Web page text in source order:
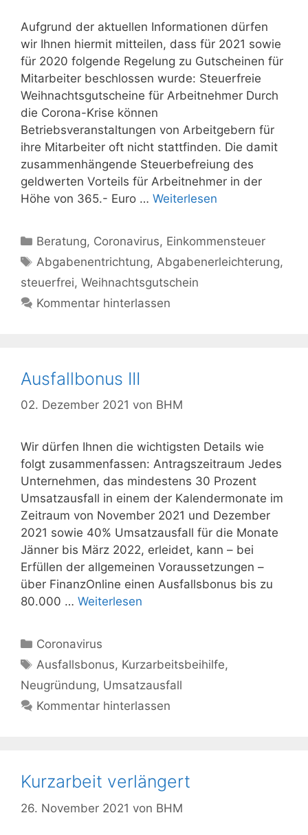
Aufgrund der aktuellen Informationen dürfen
wir Ihnen hiermit mitteilen, dass für 2021 sowie
für 2020 folgende Regelung zu Gutscheinen für
Mitarbeiter beschlossen wurde: Steuerfreie
Weihnachtsgutscheine für Arbeitnehmer Durch
die Corona-Krise können
Betriebsveranstaltungen von Arbeitgebern für
ihre Mitarbeiter oft nicht stattfinden. Die damit
zusammenhängende Steuerbefreiung des
geldwerten Vorteils für Arbeitnehmer in der
Höhe von 365.- Euro … Weiterlesen
Kategorien
Beratung, Coronavirus, Einkommensteuer
Schlagwörter
Abgabenentrichtung, Abgabenerleichterung,
steuerfrei, Weihnachtsgutschein
Kommentar hinterlassen
Ausfallbonus III
02. Dezember 2021 von BHM
Wir dürfen Ihnen die wichtigsten Details wie
folgt zusammenfassen: Antragszeitraum Jedes
Unternehmen, das mindestens 30 Prozent
Umsatzausfall in einem der Kalendermonate im
Zeitraum von November 2021 und Dezember
2021 sowie 40% Umsatzausfall für die Monate
Jänner bis März 2022, erleidet, kann – bei
Erfüllen der allgemeinen Voraussetzungen –
über FinanzOnline einen Ausfallsbonus bis zu
80.000 … Weiterlesen
Kategorien
Coronavirus
Schlagwörter
Ausfallsbonus, Kurzarbeitsbeihilfe,
Neugründung, Umsatzausfall
Kommentar hinterlassen
Kurzarbeit verlängert
26. November 2021 von BHM